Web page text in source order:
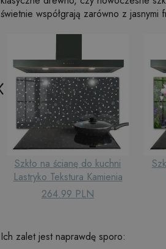
świetnie współgrają zarówno z jasnymi
Szkło na ścianę do kuchni
Lastryko Tekstura Kamienia
264.99 PLN
Ich zalet jest naprawdę sporo: